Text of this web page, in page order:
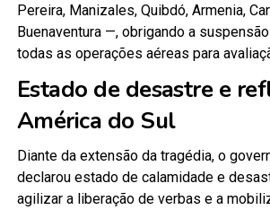
Pereira, Manizales, Quibdó, Armenia,
Buenaventura —, obrigando a
todas as operações aéreas para
Estado de desastre e
América do Sul
Diante da extensão da tragédia, o
declarou estado de calamidade e
agilizar a liberação de verbas e a